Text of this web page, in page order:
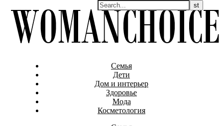
Семья
Дети
Дом и интерьер
Здоровье
Мода
Косметология